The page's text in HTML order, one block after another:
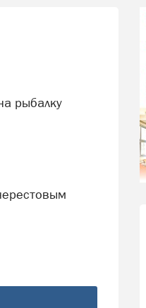
рыбалку